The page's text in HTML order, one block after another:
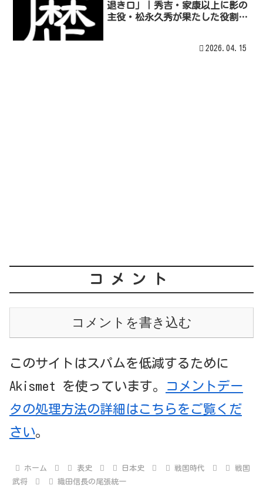
退き口」｜秀吉・家康以上に影の
主役・松永久秀が果たした役割と
2026.04.15
コメント
コメントを書き込む
このサイトはスパムを低減するために
Akismet を使っています。
コメントデー
タの処理方法の詳細はこちらをご覧くだ
さい。
ホーム 表史 日本史 戦国時代
戦国
武将
織田信長の尾張統一